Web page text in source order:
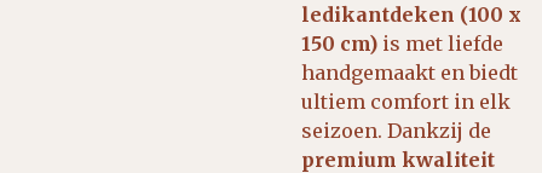
ledikantdeken (100 x
150 cm) is met liefde
handgemaakt en biedt
ultiem comfort in elk
seizoen. Dankzij de
premium kwaliteit